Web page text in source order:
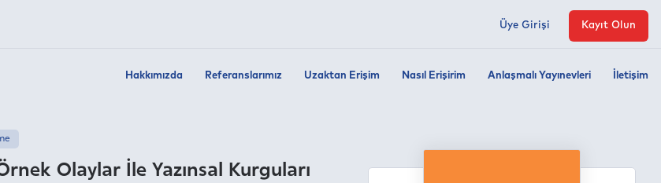
Hakkımızda Referanslarımız Uzaktan Erişim Nasıl Erişirim Anlaşmalı Yayınevleri İletişim
Üye Girişi Kayıt Olun
Olaylar İle Yazınsal Kurguları